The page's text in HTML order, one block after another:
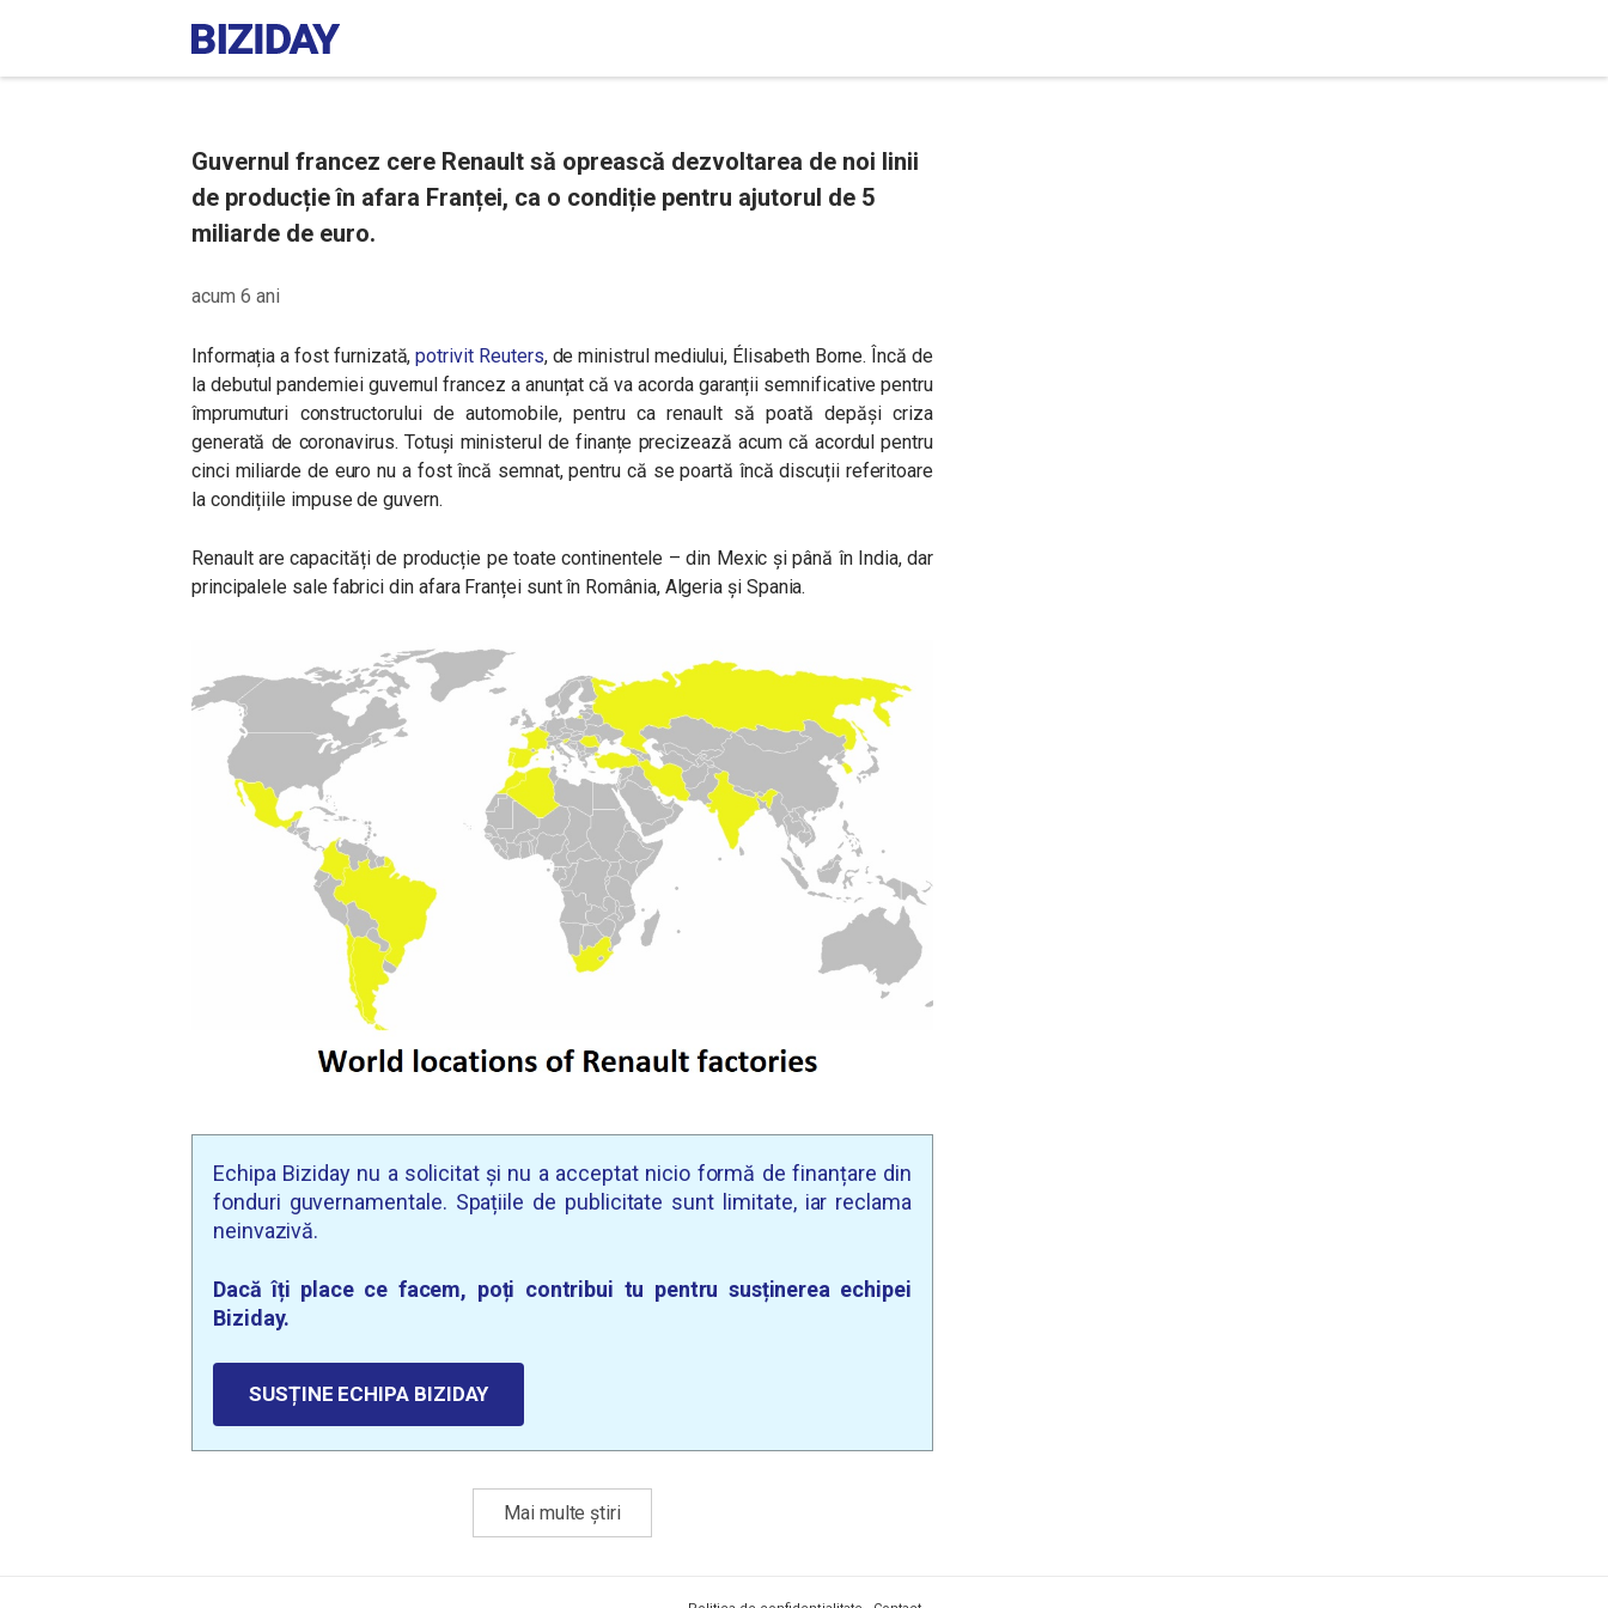
Guvernul francez cere Renault să oprească dezvoltarea de noi linii
de producție în afara Franței, ca o condiție pentru ajutorul de 5
miliarde de euro.
acum 6 ani
Informația a fost furnizată, potrivit Reuters, de ministrul mediului, Élisabeth Borne. Încă de
la debutul pandemiei guvernul francez a anunțat că va acorda garanții semnificative pentru
împrumuturi constructorului de automobile, pentru ca renault să poată depăși criza
generată de coronavirus. Totuși ministerul de finanțe precizează acum că acordul pentru
cinci miliarde de euro nu a fost încă semnat, pentru că se poartă încă discuții referitoare
la condițiile impuse de guvern.
Renault are capacități de producție pe toate continentele – din Mexic și până în India, dar
principalele sale fabrici din afara Franței sunt în România, Algeria și Spania.
Echipa Biziday nu a solicitat și nu a acceptat nicio formă de finanțare din
fonduri guvernamentale. Spațiile de publicitate sunt limitate, iar reclama
neinvazivă.
Dacă îți place ce facem, poți contribui tu pentru susținerea echipei
Biziday.
SUSȚINE ECHIPA BIZIDAY
Mai multe știri